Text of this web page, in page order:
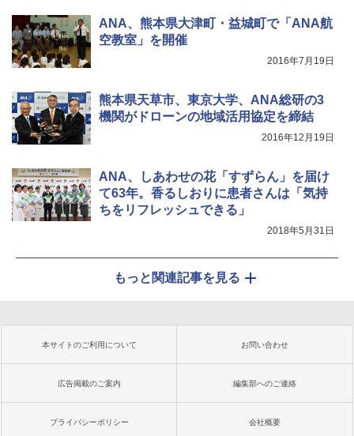
ANA、熊本県大津町・益城町で「ANA航
空教室」を開催
2016年7月19日
熊本県天草市、東京大学、ANA総研の3
機関がドローンの地域活用協定を締結
2016年12月19日
ANA、しあわせの花「すずらん」を届け
て63年。香るしおりに患者さんは「気持
ちをリフレッシュできる」
2018年5月31日
もっと関連記事を見る
本サイトのご利用について お問い合わせ
広告掲載のご案内 編集部へのご連絡
プライバシーポリシー 会社概要